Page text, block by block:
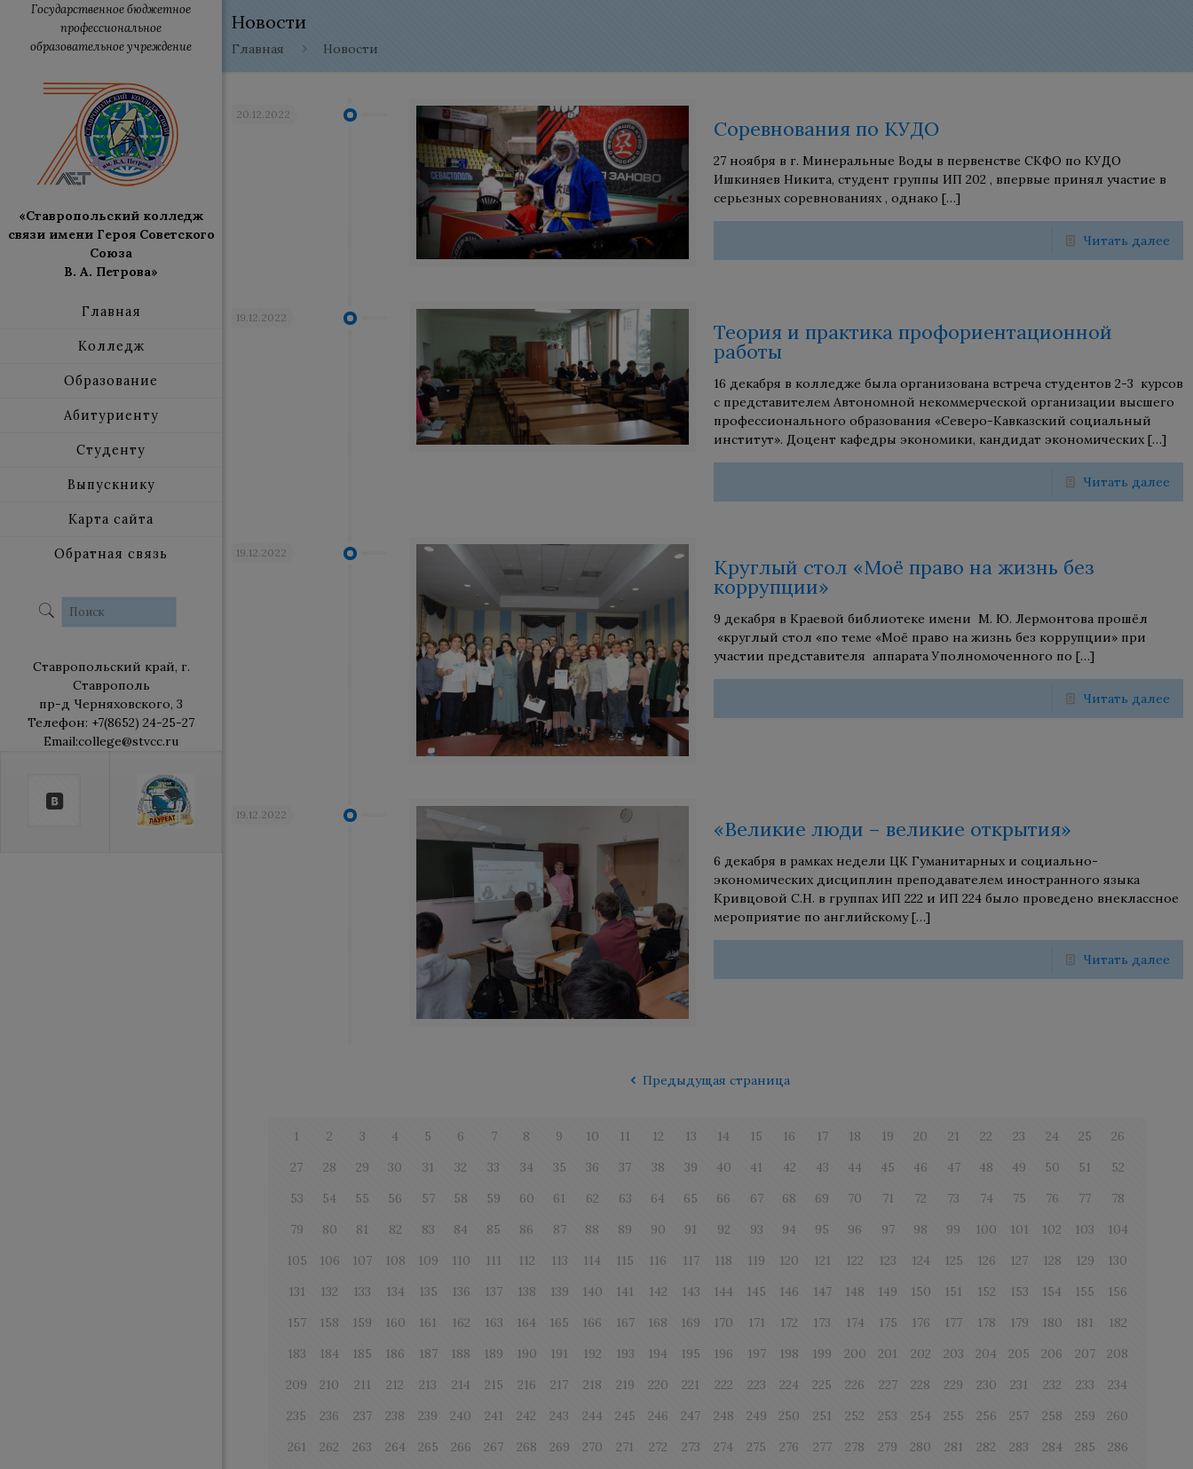
Государственное бюджетное
профессиональное
образовательное учреждение
«Ставропольский колледж
связи имени Героя Советского
Союза
В. А. Петрова»
Главная
Колледж
Образование
Абитуриенту
Студенту
Выпускнику
Карта сайта
Обратная связь
Ставропольский край, г.
Ставрополь
пр-д Черняховского, 3
Телефон: +7(8652) 24-25-27
Email:college@stvcc.ru
Новости
Главная Новости
20.12.2022
Соревнования по КУДО
27 ноября в г. Минеральные Воды в первенстве СКФО по КУДО
Ишкиняев Никита, студент группы ИП 202 , впервые принял участие в
серьезных соревнованиях , однако […]
Читать далее
19.12.2022
Теория и практика профориентационной
работы
16 декабря в колледже была организована встреча студентов 2-3 курсов
с представителем Автономной некоммерческой организации высшего
профессионального образования «Северо-Кавказский социальный
институт». Доцент кафедры экономики, кандидат экономических[…]
Читать далее
19.12.2022
Круглый стол «Моё право на жизнь без
коррупции»
9 декабря в Краевой библиотеке имени М. Ю. Лермонтова прошёл
«круглый стол «по теме «Моё право на жизнь без коррупции» при
участии представителя аппарата Уполномоченного по […]
Читать далее
19.12.2022
«Великие люди – великие открытия»
6 декабря в рамках недели ЦК Гуманитарных и социально-
экономических дисциплин преподавателем иностранного языка
Кривцовой С.Н. в группах ИП 222 и ИП 224 было проведено внеклассное
мероприятие по английскому[…]
Читать далее
Предыдущая страница
1 2 3 4 5 6 7 8 9 10 11 12 13 14 15 16 17 18 19 20 21 22 23 24 25
26
27
28 29 30 31 32 33 34 35 36 37 38 39 40 41 42 43 44 45 46 47 48 49 50 51
52
53
54 55 56 57 58 59 60 61 62 63 64 65 66 67 68 69 70 71 72 73 74 75 76 77
78
79
80 81 82 83 84 85 86 87 88 89 90 91 92 93 94 95 96 97 98 99 100 101 102 103
104
105
106 107 108 109 110 111 112 113 114 115 116 117 118 119 120 121 122 123 124 125 126 127 128 129
130
131
132 133 134 135 136 137 138 139 140 141 142 143 144 145 146 147 148 149 150 151 152 153 154 155
156
157
158 159 160 161 162 163 164 165 166 167 168 169 170 171 172 173 174 175 176 177 178 179 180 181
182
183
184 185 186 187 188 189 190 191 192 193 194 195 196 197 198 199 200 201 202 203 204 205 206 207
208
209
210 211 212 213 214 215 216 217 218 219 220 221 222 223 224 225 226 227 228 229 230 231 232 233
234
235
236 237 238 239 240 241 242 243 244 245 246 247 248 249 250 251 252 253 254 255 256 257 258 259
260
261
262 263 264 265 266 267 268 269 270 271 272 273 274 275 276 277 278 279 280 281 282 283 284 285
286